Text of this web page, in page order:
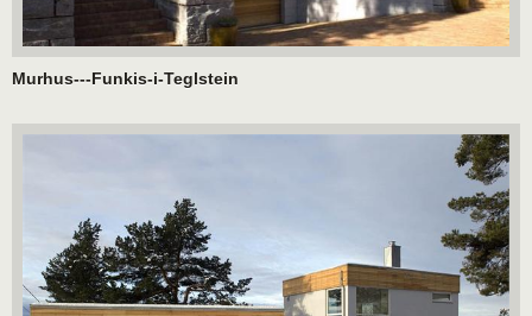
Murhus---Funkis-i-Teglstein